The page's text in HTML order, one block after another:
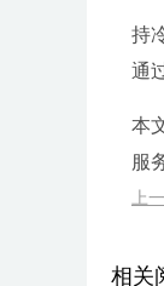
持
通
本
服
上
相关